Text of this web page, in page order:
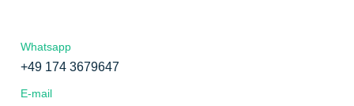
Whatsapp
+49 174 3679647
E-mail